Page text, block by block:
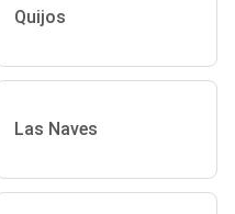
Quijos
Las Naves